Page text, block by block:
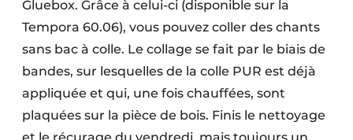
Gluebox. Grâce à celui-ci (disponible sur la
Tempora 60.06), vous pouvez coller des chants
sans bac à colle. Le collage se fait par le biais de
bandes, sur lesquelles de la colle PUR est déjà
appliquée et qui, une fois chauffées, sont
plaquées sur la pièce de bois. Finis le nettoyage